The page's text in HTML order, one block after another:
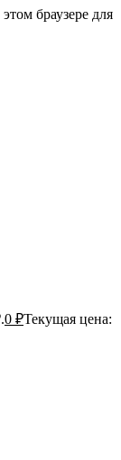
браузере для
0 ₽Текущая цена: